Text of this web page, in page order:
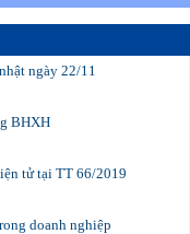
ngày 22/11
BHXH
tử tại TT 66/2019
doanh nghiệp